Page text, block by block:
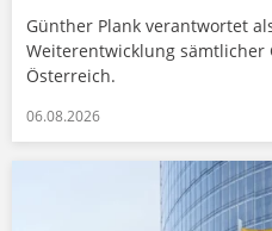
Günther Plank verantwortet
Weiterentwicklung sämtlicher
Österreich.
06.08.2026